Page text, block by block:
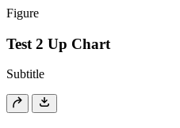
Figure
Test 2 Up Chart
Subtitle